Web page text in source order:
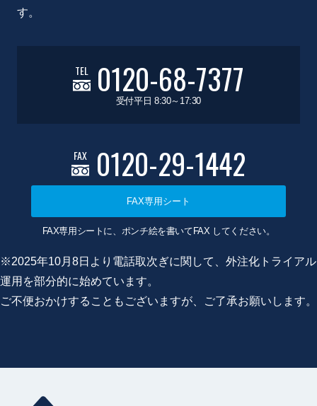
す。
TEL 0120-68-7377
受付平日 8:30～17:30
FAX 0120-29-1442
FAX専用シート
FAX専用シートに、ポンチ絵を書いてFAX してください。
※2025年10月8日より電話取次ぎに関して、外注化トライアル
運用を部分的に始めています。
ご不便おかけすることもございますが、ご了承お願いします。